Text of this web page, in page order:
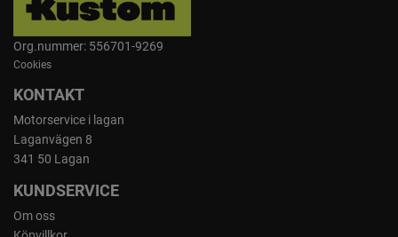
Prestanda i kompakt format
Org.nummer: 556701-9269
Cookies
KONTAKT
Motorservice i lagan
Laganvägen 8
341 50 Lagan
KUNDSERVICE
Om oss